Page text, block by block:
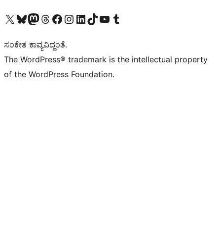
Visit our X (formerly Twitter) account
Visit our Bluesky account
Visit our Mastodon account
Visit our Threads account
Visit our Facebook page
Visit our Instagram account
Visit our LinkedIn account
Visit our TikTok account
Visit our YouTube channel
Visit our Tumblr account
ಸಂಕೇತ ಕಾವ್ಯವಿದ್ದಂತೆ.
The WordPress® trademark is the intellectual property
of the WordPress Foundation.